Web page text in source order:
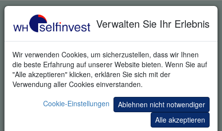
Verwalten Sie Ihr Erlebnis
Wir verwenden Cookies, um sicherzustellen, dass wir Ihnen
die beste Erfahrung auf unserer Website bieten. Wenn Sie auf
"Alle akzeptieren" klicken, erklären Sie sich mit der
Verwendung aller Cookies einverstanden.
Cookie-Einstellungen
Ablehnen nicht notwendiger
Alle akzeptieren
KOSTENLOSE REAL-TIME
TRADING DEMO